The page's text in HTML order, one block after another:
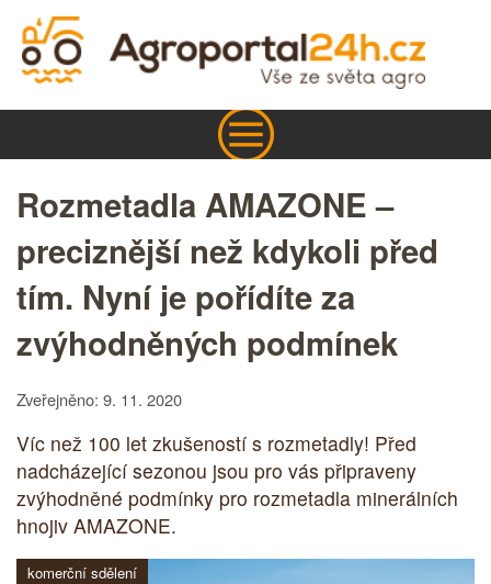
Rozmetadla AMAZONE –
preciznější než kdykoli před
tím. Nyní je pořídíte za
zvýhodněných podmínek
Zveřejněno: 9. 11. 2020
Víc než 100 let zkušeností s rozmetadly! Před
nadcházející sezonou jsou pro vás připraveny
zvýhodněné podmínky pro rozmetadla minerálních
hnojiv AMAZONE.
komerční sdělení